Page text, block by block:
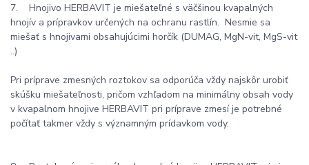
7. Hnojivo HERBAVIT je miešateľné s väčšinou kvapalných
hnojív a prípravkov určených na ochranu rastlín. Nesmie sa
miešať s hnojivami obsahujúcimi horčík (DUMAG, MgN-vit, MgS-vit
..)
Pri príprave zmesných roztokov sa odporúča vždy najskôr urobiť
skúšku miešateľnosti, pričom vzhľadom na minimálny obsah vody
v kvapalnom hnojive HERBAVIT pri príprave zmesí je potrebné
počítať takmer vždy s významným prídavkom vody.